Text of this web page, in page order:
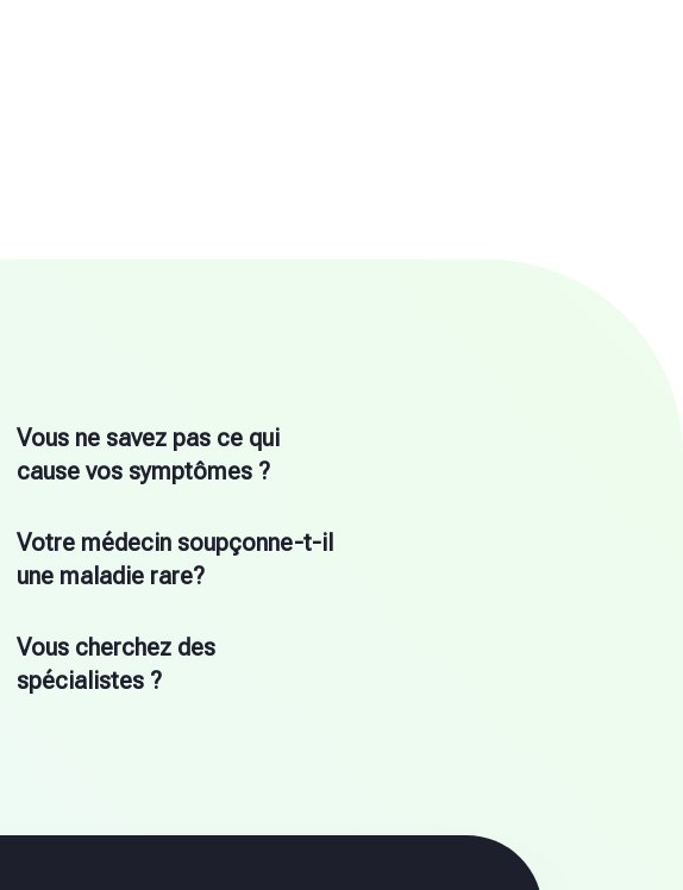
Vous ne savez pas ce qui
cause vos symptômes ?
Votre médecin soupçonne-t-il
une maladie rare?
Vous cherchez des
spécialistes ?